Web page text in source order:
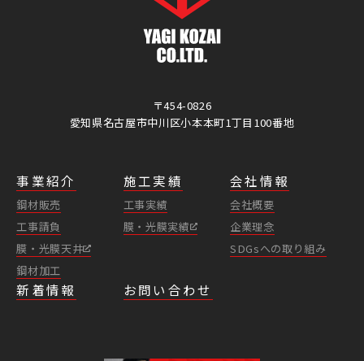
〒454-0826
愛知県名古屋市中川区小本本町1丁目100番地
事業紹介
鋼材販売
工事請負
膜・光膜天井
鋼材加工
施工実績
工事実績
膜・光膜実績
会社情報
会社概要
企業理念
SDGsへの取り組み
新着情報 お問い合わせ